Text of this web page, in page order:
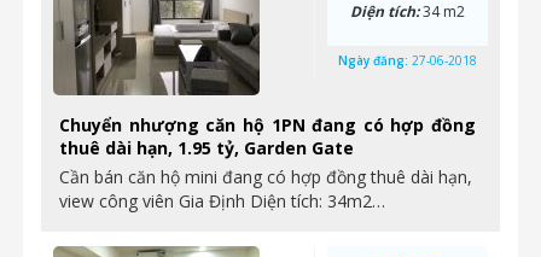
Chuyển nhượng căn hộ 1PN đang có hợp đồng
thuê dài hạn, 1.95 tỷ, Garden Gate
Cần bán căn hộ mini đang có hợp đồng thuê dài hạn,
view công viên Gia Định Diện tích: 34m2…
Diện tích:34 m2
Ngày đăng: 27-06-2018